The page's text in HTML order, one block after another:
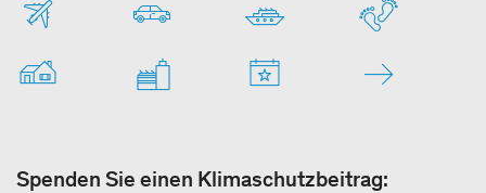
Spenden Sie einen Klimaschutzbeitrag: